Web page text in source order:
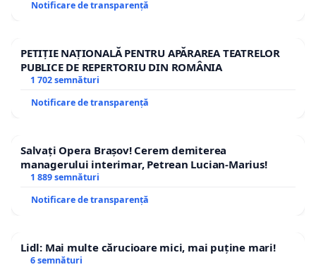
Ana Bărbulescu
Iurii Chişinevski
Andrei Cornea
Emanuel Copilaş
Rodica Culcer
Notificare de transparență
PETIȚIE NAȚIONALĂ PENTRU APĂRAREA TEATRELOR
PUBLICE DE REPERTORIU DIN ROMÂNIA
1 702 semnături
Notificare de transparență
Salvați Opera Brașov! Cerem demiterea
managerului interimar, Petrean Lucian-Marius!
1 889 semnături
Notificare de transparență
Lidl: Mai multe cărucioare mici, mai puține mari!
6 semnături